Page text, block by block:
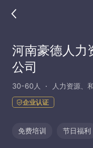
河南豪德人力
公司
30-60人 人力资源、
企业认证
免费培训 节日福利